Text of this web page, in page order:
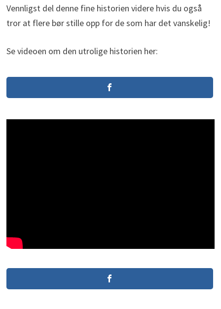
Vennligst del denne fine historien videre hvis du også
tror at flere bør stille opp for de som har det vanskelig!
Se videoen om den utrolige historien her: